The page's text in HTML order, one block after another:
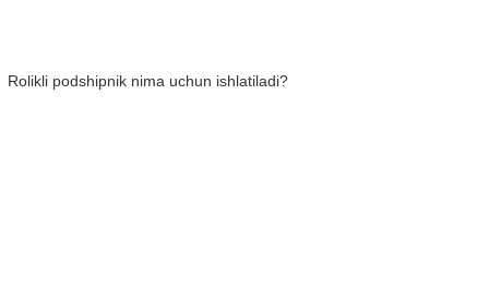
Rolikli podshipnik nima uchun ishlatiladi?